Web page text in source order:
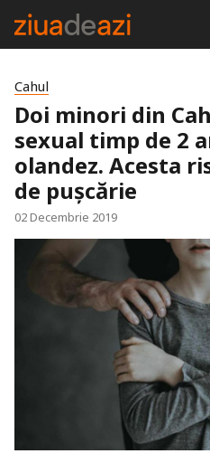
Cahul
Doi minori din
sexual timp de 2
olandez. Acesta
de pușcărie
02 Decembrie 2019